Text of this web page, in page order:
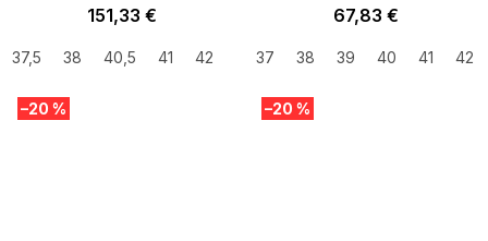
151,33 €
37,5 38 40,5 41 42 42,5 43 44 44,5 45 47
67,83 €
37 38 39 40 41 42
–20 % –20 %